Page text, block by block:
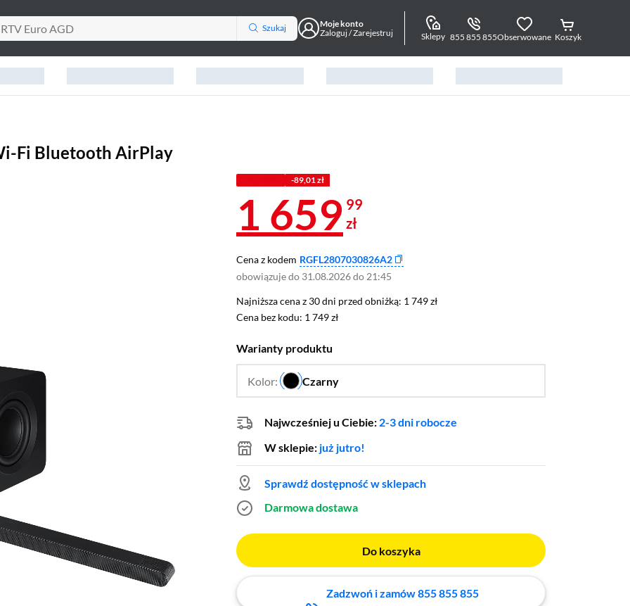
Szukaj
Moje konto
Zaloguj / Zarejestruj
Sklepy 855 855 855Obserwowane Koszyk
Fi Bluetooth AirPlay
-89,01 zł
1 659 99
zł
Cena z kodem RGFL2807030826A2
obowiązuje do 31.08.2026 do 21:45
Najniższa cena z 30 dni przed obniżką: 1 749 zł
Najniższa cena z 30 dni przed obniżką: 1 749 zł
Cena bez kodu: 1 749 zł
Cena bez kodu: 1 749 zł
Warianty produktu
Kolor: Czarny
…
Najwcześniej u Ciebie: 2-3 dni robocze
W sklepie: już jutro!
Sprawdź dostępność w sklepach
Darmowa dostawa
Do koszyka
Zadzwoń i zamów 855 855 855